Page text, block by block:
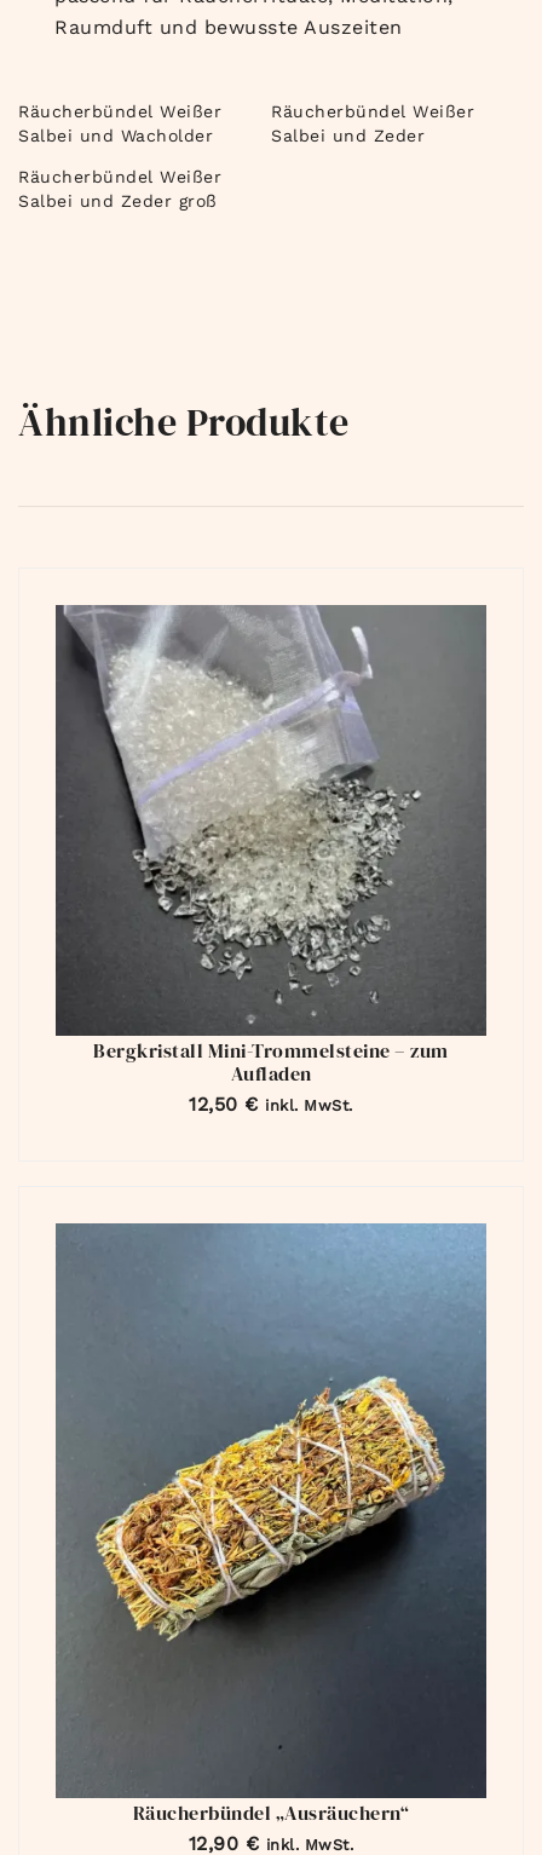
Raumduft und bewusste Auszeiten
Räucherbündel Weißer
Salbei und Wacholder
Räucherbündel Weißer
Salbei und Zeder
Räucherbündel Weißer
Salbei und Zeder groß
Ähnliche Produkte
Bergkristall Mini-Trommelsteine – zum
Aufladen
12,50 € inkl. MwSt.
Räucherbündel „Ausräuchern“
12,90 € inkl. MwSt.